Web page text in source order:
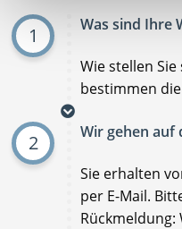
1 Was sind Ihre
Wie stellen Sie
bestimmen
2 Wir gehen auf
Sie erhalten
per E-Mail.
Rückmeldung: